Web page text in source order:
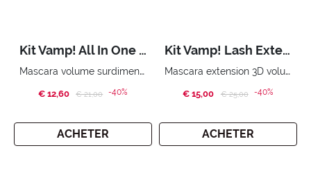
Kit Vamp! All In One Gold Edition
Mascara volume surdimensionné. Pochette essentielle
€ 12,60 Price reduced from
€ 21,00to-40%
ACHETER
Kit Vamp! Lash Extender & Mini Multiplay
Mascara extension 3D volume Crayon pour les yeux triple usage : eyeliner, ombre à paupières, kajal Sacoche pratique
€ 15,00 Price reduced from
€ 25,00to-40%
ACHETER